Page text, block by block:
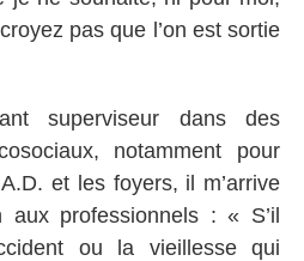
pas que l’on est sortie
superviseur dans des
notamment pour
et les foyers, il m’arrive
professionnels : « S’il
ou la vieillesse qui